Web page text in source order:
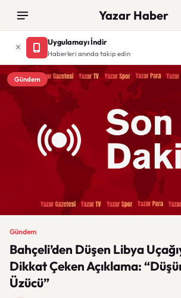
Yazar Haber
Uygulamayı İndir
Haberleri anında takip edin
Gündem
Gündem
Bahçeli’den Düşen Libya
Dikkat Çeken Açıklama:
Üzücü”